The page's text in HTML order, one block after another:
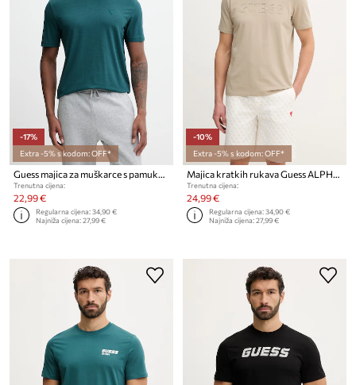
-17%
Extra -5% s kodom: OFF*
Guess majica za muškarce s pamukom HEDLEY
Trenutna cijena:
22,99 €
Regularna cijena:34,90 €
Najniža cijena:27,99 €
-10%
Extra -5% s kodom: OFF*
Majica kratkih rukava Guess ALPHY
Trenutna cijena:
24,99 €
Regularna cijena:34,90 €
Najniža cijena:27,99 €